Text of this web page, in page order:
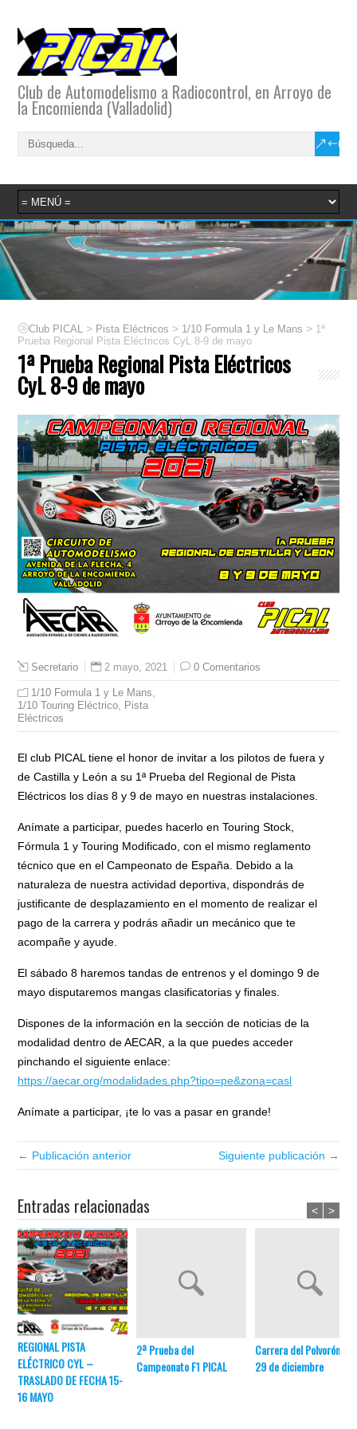
Club de Automodelismo a Radiocontrol, en Arroyo de
la Encomienda (Valladolid)
Club PICAL > Pista Eléctricos > 1/10 Formula 1 y Le Mans > 1ª
Prueba Regional Pista Eléctricos CyL 8-9 de mayo
1ª Prueba Regional Pista Eléctricos
CyL 8-9 de mayo
Secretario 2 mayo, 2021 0 Comentarios
1/10 Formula 1 y Le Mans
1/10 Touring Eléctrico
Pista
Eléctricos
El club PICAL tiene el honor de invitar a los pilotos de fuera y
de Castilla y León a su 1ª Prueba del Regional de Pista
Eléctricos los días 8 y 9 de mayo en nuestras instalaciones.
Anímate a participar, puedes hacerlo en Touring Stock,
Fórmula 1 y Touring Modificado, con el mismo reglamento
técnico que en el Campeonato de España. Debido a la
naturaleza de nuestra actividad deportiva, dispondrás de
justificante de desplazamiento en el momento de realizar el
pago de la carrera y podrás añadir un mecánico que te
acompañe y ayude.
El sábado 8 haremos tandas de entrenos y el domingo 9 de
mayo disputaremos mangas clasificatorias y finales.
Dispones de la información en la sección de noticias de la
modalidad dentro de AECAR, a la que puedes acceder
pinchando el siguiente enlace:
https://aecar.org/modalidades.php?tipo=pe&zona=casl
Anímate a participar, ¡te lo vas a pasar en grande!
← Publicación anterior Siguiente publicación →
Entradas relacionadas
REGIONAL PISTA
ELÉCTRICO CYL –
TRASLADO DE FECHA 15-
16 MAYO
2ª Prueba del
Campeonato F1 PICAL
Carrera del Polvorón F1,
29 de diciembre
< >